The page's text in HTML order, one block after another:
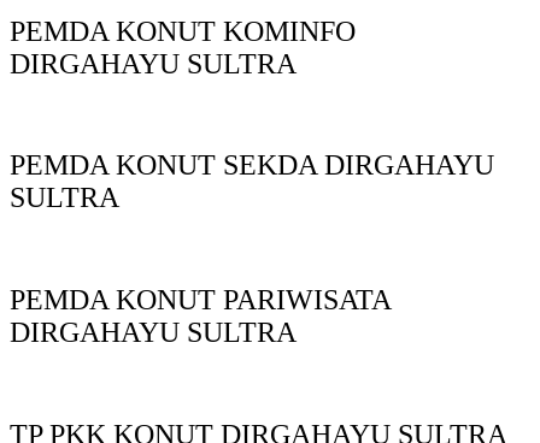
PEMDA KONUT KOMINFO
DIRGAHAYU SULTRA
PEMDA KONUT SEKDA DIRGAHAYU
SULTRA
PEMDA KONUT PARIWISATA
DIRGAHAYU SULTRA
TP PKK KONUT DIRGAHAYU SULTRA